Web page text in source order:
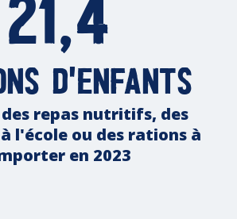
21,4
d'enfants
repas nutritifs, des
l'école ou des rations à
en 2023